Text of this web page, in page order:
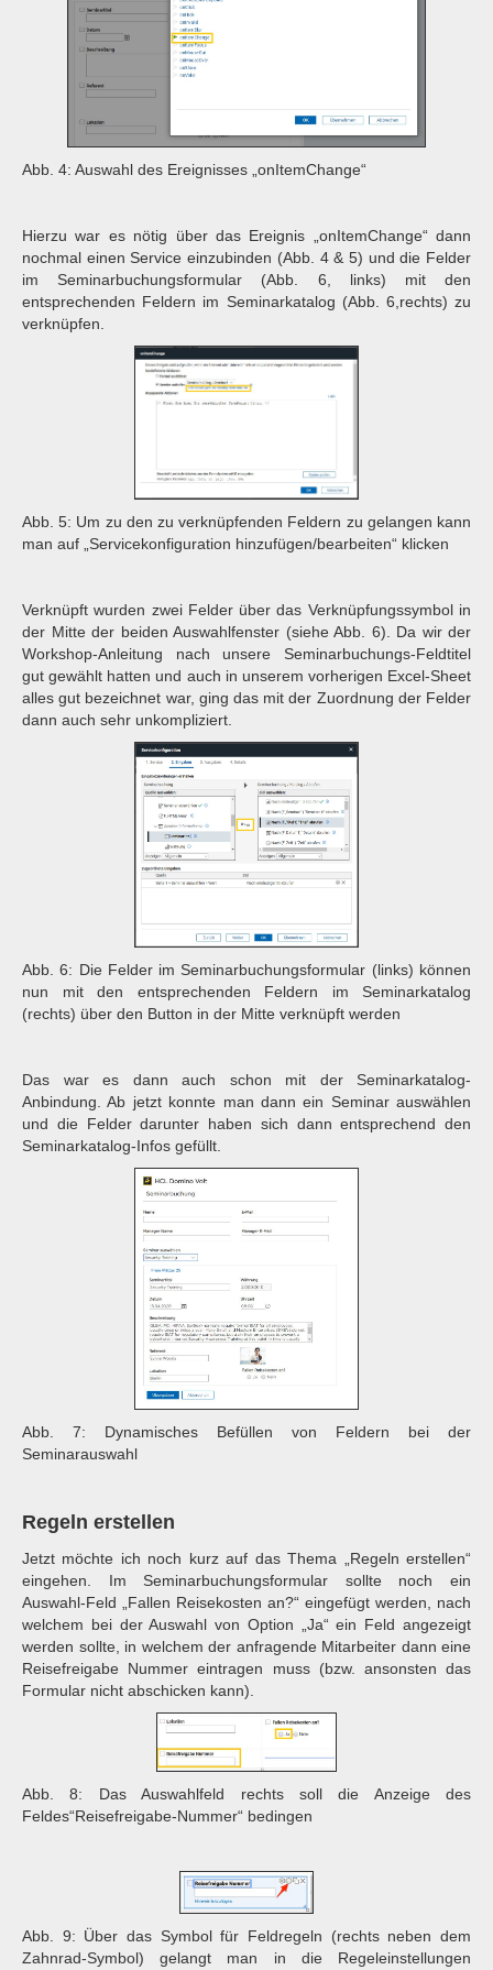
Abb. 4: Auswahl des Ereignisses „onItemChange“
Hierzu war es nötig über das Ereignis „onItemChange“ dann
nochmal einen Service einzubinden (Abb. 4 & 5) und die Felder
im Seminarbuchungsformular (Abb. 6, links) mit den
entsprechenden Feldern im Seminarkatalog (Abb. 6,rechts) zu
verknüpfen.
Abb. 5: Um zu den zu verknüpfenden Feldern zu gelangen kann
man auf „Servicekonfiguration hinzufügen/bearbeiten“ klicken
Verknüpft wurden zwei Felder über das Verknüpfungssymbol in
der Mitte der beiden Auswahlfenster (siehe Abb. 6). Da wir der
Workshop-Anleitung nach unsere Seminarbuchungs-Feldtitel
gut gewählt hatten und auch in unserem vorherigen Excel-Sheet
alles gut bezeichnet war, ging das mit der Zuordnung der Felder
dann auch sehr unkompliziert.
Abb. 6: Die Felder im Seminarbuchungsformular (links) können
nun mit den entsprechenden Feldern im Seminarkatalog
(rechts) über den Button in der Mitte verknüpft werden
Das war es dann auch schon mit der Seminarkatalog-
Anbindung. Ab jetzt konnte man dann ein Seminar auswählen
und die Felder darunter haben sich dann entsprechend den
Seminarkatalog-Infos gefüllt.
Abb. 7: Dynamisches Befüllen von Feldern bei der
Seminarauswahl
Regeln erstellen
Jetzt möchte ich noch kurz auf das Thema „Regeln erstellen“
eingehen. Im Seminarbuchungsformular sollte noch ein
Auswahl-Feld „Fallen Reisekosten an?“ eingefügt werden, nach
welchem bei der Auswahl von Option „Ja“ ein Feld angezeigt
werden sollte, in welchem der anfragende Mitarbeiter dann eine
Reisefreigabe Nummer eintragen muss (bzw. ansonsten das
Formular nicht abschicken kann).
Abb. 8: Das Auswahlfeld rechts soll die Anzeige des
Feldes“Reisefreigabe-Nummer“ bedingen
Abb. 9: Über das Symbol für Feldregeln (rechts neben dem
Zahnrad-Symbol) gelangt man in die Regeleinstellungen